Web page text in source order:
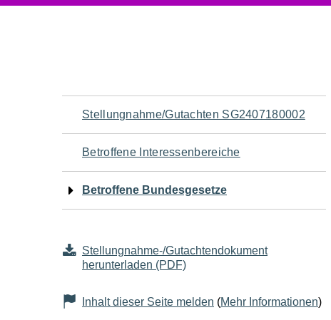
Navigation
für
den
Seiteninhalt
Stellungnahme/Gutachten SG2407180002
Betroffene Interessenbereiche
Betroffene Bundesgesetze
Stellungnahme-/Gutachtendokument
herunterladen (PDF)
Inhalt dieser Seite melden (Mehr Informationen)